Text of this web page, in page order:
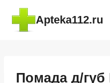
Перейти
содержимому
Apteka112.ru
Помада д/губ